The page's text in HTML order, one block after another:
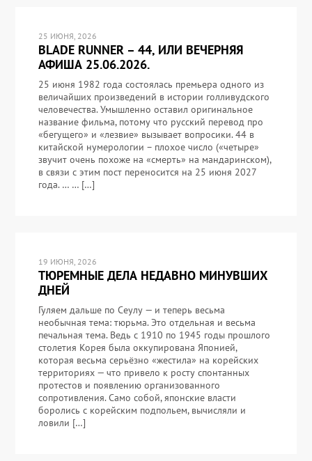
25 ИЮНЯ, 2026
BLADE RUNNER – 44, ИЛИ ВЕЧЕРНЯЯ
АФИША 25.06.2026.
25 июня 1982 года состоялась премьера одного из
величайших произведений в истории голливудского
человечества. Умышленно оставил оригинальное
название фильма, потому что русский перевод про
«бегущего» и «лезвие» вызывает вопросики. 44 в
китайской нумерологии – плохое число («четыре»
звучит очень похоже на «смерть» на мандаринском),
в связи с этим пост переносится на 25 июня 2027
года. … … […]
19 ИЮНЯ, 2026
ТЮРЕМНЫЕ ДЕЛА НЕДАВНО МИНУВШИХ
ДНЕЙ
Гуляем дальше по Сеулу — и теперь весьма
необычная тема: тюрьма. Это отдельная и весьма
печальная тема. Ведь с 1910 по 1945 годы прошлого
столетия Корея была оккупирована Японией,
которая весьма серьёзно «жестила» на корейских
территориях — что привело к росту спонтанных
протестов и появлению организованного
сопротивления. Само собой, японские власти
боролись с корейским подпольем, вычисляли и
ловили […]